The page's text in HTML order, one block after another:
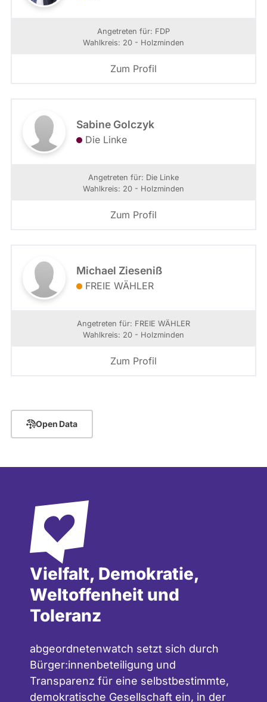
Angetreten für: FDP
Wahlkreis: 20 - Holzminden
Zum Profil
Sabine Golczyk
Die Linke
Angetreten für: Die Linke
Wahlkreis: 20 - Holzminden
Zum Profil
Michael Zieseniß
FREIE WÄHLER
Angetreten für: FREIE WÄHLER
Wahlkreis: 20 - Holzminden
Zum Profil
Open Data
Vielfalt, Demokratie,
Weltoffenheit und
Toleranz
abgeordnetenwatch setzt sich durch
Bürger:innenbeteiligung und
Transparenz für eine selbstbestimmte,
demokratische Gesellschaft ein, in der